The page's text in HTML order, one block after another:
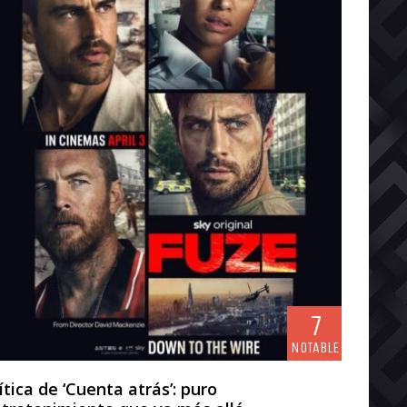
7
NOTABLE
de ‘Cuenta atrás’: puro